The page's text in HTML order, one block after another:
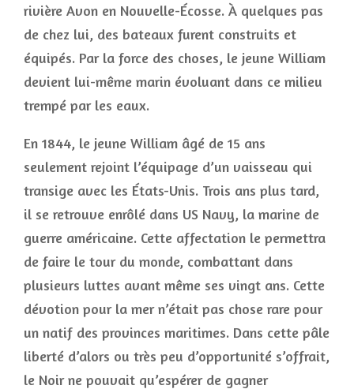
rivière Avon en Nouvelle-Écosse. À quelques pas
de chez lui, des bateaux furent construits et
équipés. Par la force des choses, le jeune William
devient lui-même marin évoluant dans ce milieu
trempé par les eaux.
En 1844, le jeune William âgé de 15 ans
seulement rejoint l’équipage d’un vaisseau qui
transige avec les États-Unis. Trois ans plus tard,
il se retrouve enrôlé dans US Navy, la marine de
guerre américaine. Cette affectation le permettra
de faire le tour du monde, combattant dans
plusieurs luttes avant même ses vingt ans. Cette
dévotion pour la mer n’était pas chose rare pour
un natif des provinces maritimes. Dans cette pâle
liberté d’alors ou très peu d’opportunité s’offrait,
le Noir ne pouvait qu’espérer de gagner